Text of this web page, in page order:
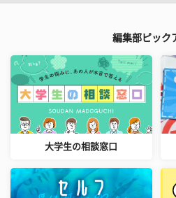
編集部ピック
大学生の相談窓口